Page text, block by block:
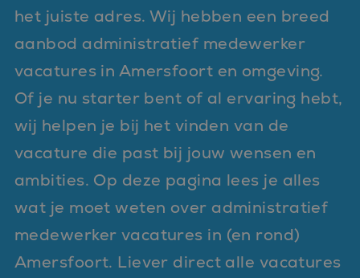
het juiste adres. Wij hebben een breed
aanbod administratief medewerker
vacatures in Amersfoort en omgeving.
Of je nu starter bent of al ervaring hebt,
wij helpen je bij het vinden van de
vacature die past bij jouw wensen en
ambities. Op deze pagina lees je alles
wat je moet weten over administratief
medewerker vacatures in (en rond)
Amersfoort. Liever direct alle vacatures